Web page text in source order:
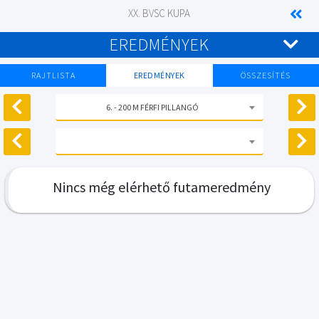
XX. BVSC KUPA
EREDMÉNYEK
RAJTLISTA EREDMÉNYEK ÖSSZESÍTÉS
6. - 200 M FÉRFI PILLANGÓ
Nincs még elérhető futameredmény